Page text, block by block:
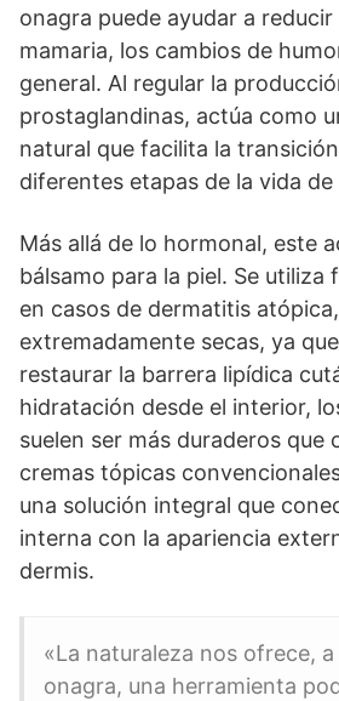
onagra puede ayudar a reducir
mamaria, los cambios de
general. Al regular la
prostaglandinas, actúa como
natural que facilita la
diferentes etapas de la vida de
Más allá de lo hormonal, este
bálsamo para la piel. Se utiliza
en casos de dermatitis
extremadamente secas, ya
restaurar la barrera lipídica
hidratación desde el interior,
suelen ser más duraderos que
cremas tópicas
una solución integral que
interna con la apariencia
dermis.
«La naturaleza nos ofrece,
onagra, una herramienta